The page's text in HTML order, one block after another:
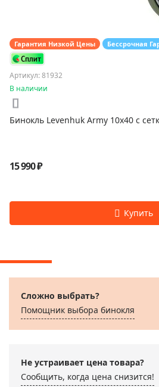
Гарантия Низкой Цены Бессрочная
Артикул: 81932
В наличии
Бинокль Levenhuk Army 10x40 с
15 990 ₽
Сложно выбрать?
Помощник выбора бинокля
Не устраивает цена товара?
Сообщить, когда цена снизится!